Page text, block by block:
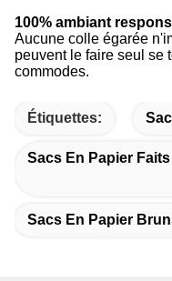
100% ambiant
Aucune colle égarée
peuvent le faire seul se
commodes.
Étiquettes:
Sacs En Papier
Sacs En Papier